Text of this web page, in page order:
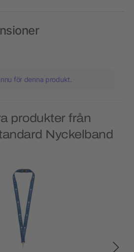
för denna produkt.
produkter från
Nyckelband